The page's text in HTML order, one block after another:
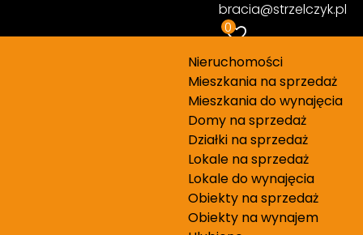
bracia@strzelczyk.pl
0
Nieruchomości
Mieszkania na sprzedaż
Mieszkania do wynajęcia
Domy na sprzedaż
Działki na sprzedaż
Lokale na sprzedaż
Lokale do wynajęcia
Obiekty na sprzedaż
Obiekty na wynajem